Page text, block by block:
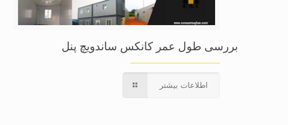
بررسی طول عمر کانکس ساندویچ پنل
اطلاعات بیشتر